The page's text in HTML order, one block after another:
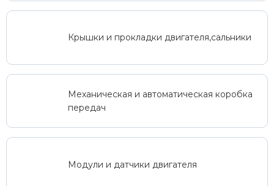
Крышки и прокладки двигателя,сальники
Механическая и автоматическая коробка
передач
Модули и датчики двигателя